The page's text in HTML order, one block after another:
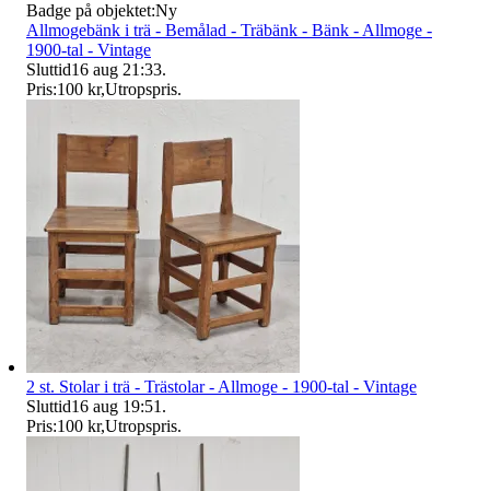
Badge på objektet:Ny
Allmogebänk i trä - Bemålad - Träbänk - Bänk - Allmoge -
1900-tal - Vintage
Sluttid16 aug 21:33.
Pris:100 kr,Utropspris.
2 st. Stolar i trä - Trästolar - Allmoge - 1900-tal - Vintage
Sluttid16 aug 19:51 .
Pris:100 kr,Utropspris.